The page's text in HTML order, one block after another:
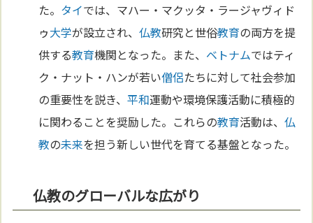
た。 タイでは、マハー・マクッタ・ラージャヴィド
ゥ大学が設立され、仏教研究と世俗教育の両方を提
供する教育機関となった。また、 ベトナムではティ
ク・ナット・ハンが若い僧侶たちに対して社会参加
の重要性を説き、平和運動や環境保護活動に積極的
に関わることを奨励した。これらの教育活動は、仏
教の未来を担う新しい世代を育てる基盤となった。
仏教のグローバルな広がり